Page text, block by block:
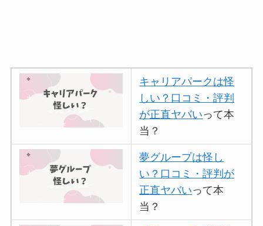
キャリアパークは怪
しい？口コミ・評判
が正直ヤバいって本
当？
夢グループは怪し
い？口コミ・評判が
正直ヤバいって本
当？